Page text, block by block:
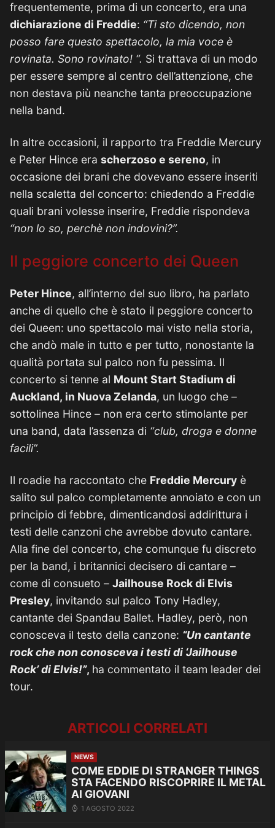
frequentemente, prima di un concerto, era una
dichiarazione di Freddie: “Ti sto dicendo, non
posso fare questo spettacolo, la mia voce è
rovinata. Sono rovinato! “. Si trattava di un modo
per essere sempre al centro dell’attenzione, che
non destava più neanche tanta preoccupazione
nella band.
In altre occasioni, il rapporto tra Freddie Mercury
e Peter Hince era scherzoso e sereno, in
occasione dei brani che dovevano essere inseriti
nella scaletta del concerto: chiedendo a Freddie
quali brani volesse inserire, Freddie rispondeva
“non lo so, perchè non indovini?”.
Il peggiore concerto dei Queen
Peter Hince, all’interno del suo libro, ha parlato
anche di quello che è stato il peggiore concerto
dei Queen: uno spettacolo mai visto nella storia,
che andò male in tutto e per tutto, nonostante la
qualità portata sul palco non fu pessima. Il
concerto si tenne al Mount Start Stadium di
Auckland, in Nuova Zelanda, un luogo che –
sottolinea Hince – non era certo stimolante per
una band, data l’assenza di “club, droga e donne
facili”.
Il roadie ha raccontato che Freddie Mercury è
salito sul palco completamente annoiato e con un
principio di febbre, dimenticandosi addirittura i
testi delle canzoni che avrebbe dovuto cantare.
Alla fine del concerto, che comunque fu discreto
per la band, i britannici decisero di cantare –
come di consueto – Jailhouse Rock di Elvis
Presley, invitando sul palco Tony Hadley,
cantante dei Spandau Ballet. Hadley, però, non
conosceva il testo della canzone: “Un cantante
rock che non conosceva i testi di ‘Jailhouse
Rock’ di Elvis!”, ha commentato il team leader dei
tour.
ARTICOLI CORRELATI
NEWS
COME EDDIE DI STRANGER THINGS
STA FACENDO RISCOPRIRE IL METAL
AI GIOVANI
1 AGOSTO 2022